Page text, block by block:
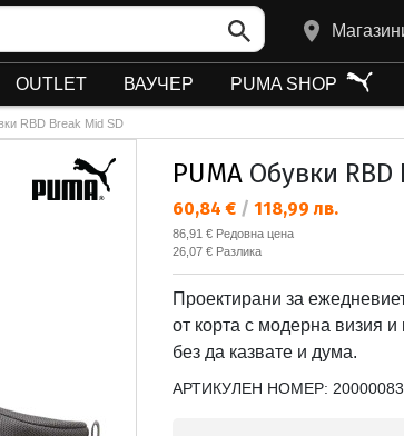
OUTLET ВАУЧЕР PUMA SHOP
RBD Break Mid SD
PUMA Обувки RBD
Текуща цена:
60,84 € / 118,99 лв.
Редовна цена:
86,91 € Редовна цена
Спестявате:
26,07 € Разлика
Проектирани за
от корта с модерна визия
без да казвате и дума.
АРТИКУЛЕН НОМЕР: